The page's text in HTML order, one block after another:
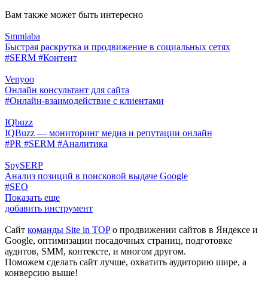
Вам также может быть интересно
Smmlaba
Быстрая раскрутка и продвижение в социальных сетях
#SERM #Контент
Venyoo
Онлайн консультант для сайта
#Онлайн-взаимодействие с клиентами
IQbuzz
IQBuzz — мониторинг медиа и репутации онлайн
#PR #SERM #Аналитика
SpySERP
Анализ позиций в поисковой выдаче Google
#SEO
Показать еще
добавить инструмент
Сайт команды Site in TOPо продвижении сайтов в Яндексе и
Google, оптимизации посадочных страниц, подготовке
аудитов, SMM, контексте, и многом другом.
Поможем сделать сайт лучше, охватить аудиторию шире, а
конверсию выше!